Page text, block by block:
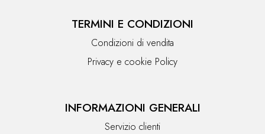
TERMINI E CONDIZIONI
Condizioni di vendita
Privacy e cookie Policy
INFORMAZIONI GENERALI
Servizio clienti